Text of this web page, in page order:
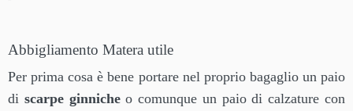
Abbigliamento Matera utile
Per prima cosa è bene portare nel proprio bagaglio un paio
di scarpe ginnicheo comunque un paio di calzature con